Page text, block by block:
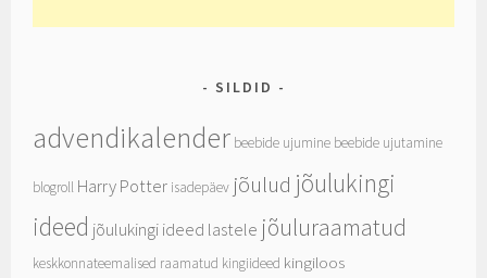
SILDID
advendikalender beebide ujumine beebide ujutamine
blogroll Harry Potter isadepäev jõulud jõulukingi
ideed jõulukingi ideed lastele jõuluraamatud
keskkonnateemalised raamatud kingiideed kingiloos